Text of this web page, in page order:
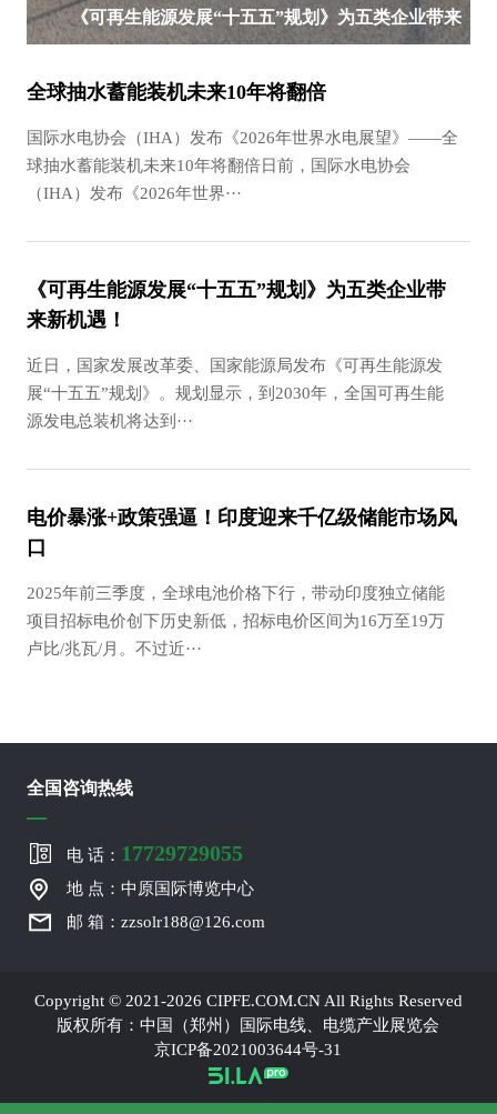
《可再生能源发展“十五五”规划》为五类企业带来
全球抽水蓄能装机未来10年将翻倍
国际水电协会（IHA）发布《2026年世界水电展望》——全
球抽水蓄能装机未来10年将翻倍日前，国际水电协会
（IHA）发布《2026年世界···
《可再生能源发展“十五五”规划》为五类企业带
来新机遇！
近日，国家发展改革委、国家能源局发布《可再生能源发
展“十五五”规划》。规划显示，到2030年，全国可再生能
源发电总装机将达到···
电价暴涨+政策强逼！印度迎来千亿级储能市场风
口
2025年前三季度，全球电池价格下行，带动印度独立储能
项目招标电价创下历史新低，招标电价区间为16万至19万
卢比/兆瓦/月。不过近···
全国咨询热线
电 话： 17729729055
地 点：中原国际博览中心
邮 箱：zzsolr188@126.com
Copyright © 2021-2026 CIPFE.COM.CN All Rights Reserved
版权所有：中国（郑州）国际电线、电缆产业展览会
京ICP备2021003644号-31